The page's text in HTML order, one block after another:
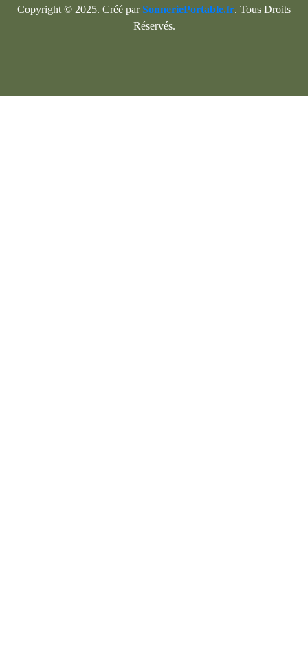
Copyright © 2025. Créé parSonneriePortable.fr. Tous Droits
Réservés.